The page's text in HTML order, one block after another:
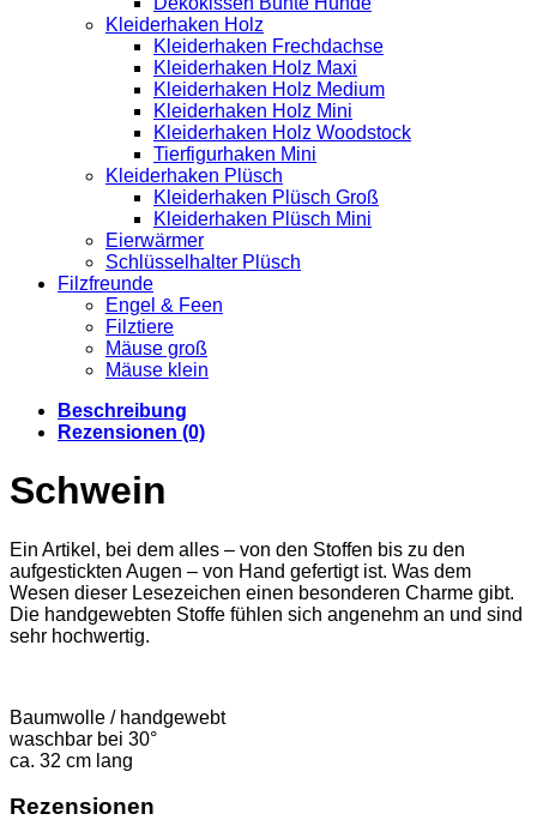
Kleiderhaken Holz
Kleiderhaken Frechdachse
Kleiderhaken Holz Maxi
Kleiderhaken Holz Medium
Kleiderhaken Holz Mini
Kleiderhaken Holz Woodstock
Tierfigurhaken Mini
Kleiderhaken Plüsch
Kleiderhaken Plüsch Groß
Kleiderhaken Plüsch Mini
Eierwärmer
Schlüsselhalter Plüsch
Filzfreunde
Engel & Feen
Filztiere
Mäuse groß
Mäuse klein
Beschreibung
Rezensionen (0)
Schwein
Ein Artikel, bei dem alles – von den Stoffen bis zu den
aufgestickten Augen – von Hand gefertigt ist. Was dem
Wesen dieser Lesezeichen einen besonderen Charme gibt.
Die handgewebten Stoffe fühlen sich angenehm an und sind
sehr hochwertig.
Baumwolle / handgewebt
waschbar bei 30°
ca. 32 cm lang
Rezensionen